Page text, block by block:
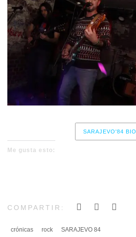
SARAJEVO'84 BIO
Me gusta esto:
COMPARTIR:
crónicas rock SARAJEVO 84